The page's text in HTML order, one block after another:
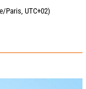
Paris, UTC+02)